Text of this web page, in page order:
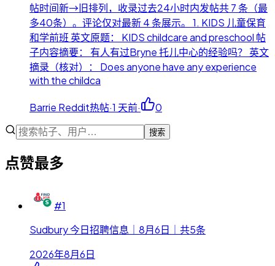
帖时间新→旧排列，收录过去24小时内发帖共 7 条（最
多40条）。评论仅对最新 4 条展示。 1. KIDS 儿童保育
和学前班 英文原题： KIDS childcare and preschool 帖
子内容摘要： 有人有过Bryne 托儿中心的经验吗？ 英文
摘录（核对）： Does anyone have any experience
with the childca
Barrie Reddit热帖·1 天前· 0
搜索
点赞最多
#1
Sudbury 今日招聘信息｜8月6日｜共5条
2026年8月6日